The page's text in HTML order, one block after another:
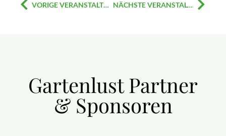
VORIGE VERANSTALTUNG NÄCHSTE VERANSTALTUNG
Gartenlust Partner
& Sponsoren